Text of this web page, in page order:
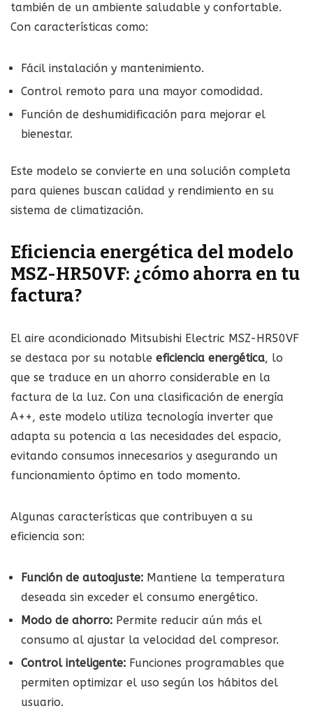
también de un ambiente saludable y confortable.
Con características como:
Fácil instalación y mantenimiento.
Control remoto para una mayor comodidad.
Función de deshumidificación para mejorar el
bienestar.
Este modelo se convierte en una solución completa
para quienes buscan calidad y rendimiento en su
sistema de climatización.
Eficiencia energética del modelo
MSZ-HR50VF: ¿cómo ahorra en tu
factura?
El aire acondicionado Mitsubishi Electric MSZ-HR50VF
se destaca por su notable eficiencia energética, lo
que se traduce en un ahorro considerable en la
factura de la luz. Con una clasificación de energía
A++, este modelo utiliza tecnología inverter que
adapta su potencia a las necesidades del espacio,
evitando consumos innecesarios y asegurando un
funcionamiento óptimo en todo momento.
Algunas características que contribuyen a su
eficiencia son:
Función de autoajuste: Mantiene la temperatura
deseada sin exceder el consumo energético.
Modo de ahorro: Permite reducir aún más el
consumo al ajustar la velocidad del compresor.
Control inteligente: Funciones programables que
permiten optimizar el uso según los hábitos del
usuario.